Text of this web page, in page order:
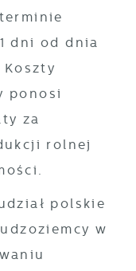
dni od dnia
ponosi
za
rolnej
polskie
w